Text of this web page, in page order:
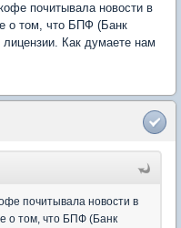
почитывала новости в
о том, что БПФ (Банк
Как думаете нам
почитывала новости в
о том, что БПФ (Банк